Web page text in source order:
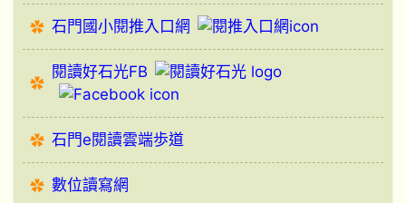
石門國小閱推入口網
閱讀好石光FB
石門e閱讀雲端歩道
數位讀寫網